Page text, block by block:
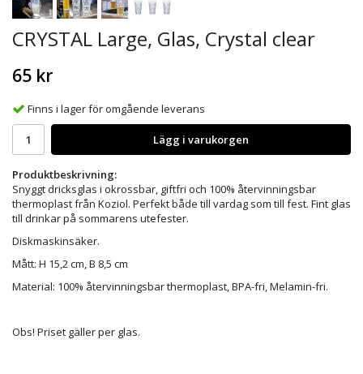
CRYSTAL Large, Glas, Crystal clear
65 kr
Finns i lager för omgående leverans
Lägg i varukorgen
Produktbeskrivning:
Snyggt dricksglas i okrossbar, giftfri och 100% återvinningsbar
thermoplast från Koziol. Perfekt både till vardag som till fest. Fint glas
till drinkar på sommarens utefester.
Diskmaskinsäker.
Mått: H 15,2 cm, B 8,5 cm
Material: 100% återvinningsbar thermoplast, BPA-fri, Melamin-fri.
Obs! Priset gäller per glas.